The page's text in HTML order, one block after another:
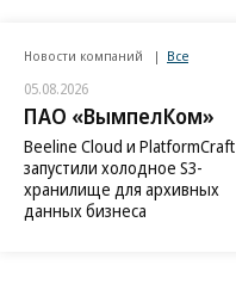
Новости компаний Все
05.08.2026
ПАО «ВымпелКом»
Beeline Cloud и PlatformCraft
запустили холодное S3-
хранилище для архивных
данных бизнеса